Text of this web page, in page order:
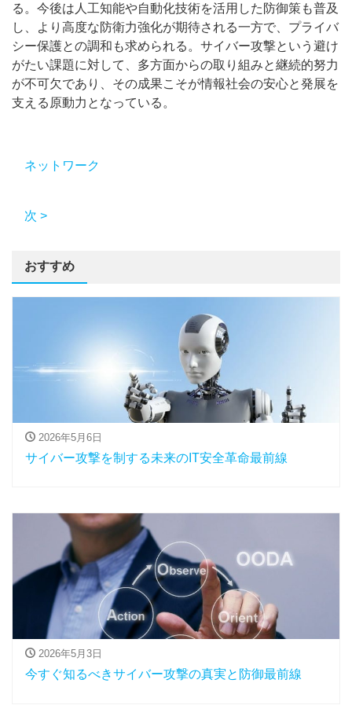
る。今後は人工知能や自動化技術を活用した防御策も普及
し、より高度な防衛力強化が期待される一方で、プライバ
シー保護との調和も求められる。サイバー攻撃という避け
がたい課題に対して、多方面からの取り組みと継続的努力
が不可欠であり、その成果こそが情報社会の安心と発展を
支える原動力となっている。
ネットワーク
次 >
おすすめ
2026年5月6日
サイバー攻撃を制する未来のIT安全革命最前線
2026年5月3日
今すぐ知るべきサイバー攻撃の真実と防御最前線